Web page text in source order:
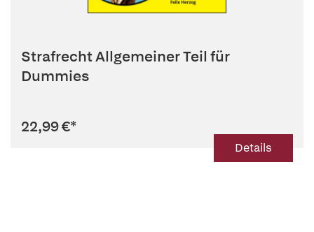
Strafrecht Allgemeiner Teil für
Dummies
22,99 €*
Details